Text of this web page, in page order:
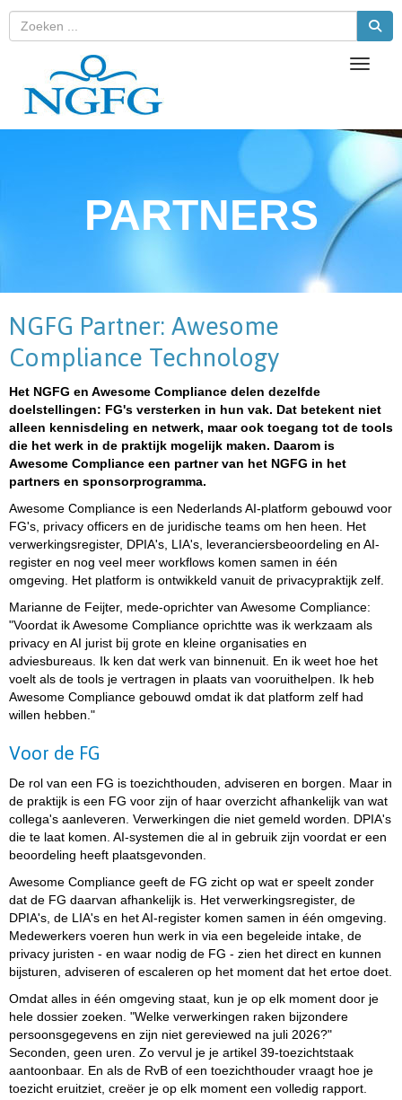
Toggle
PARTNERS
NGFG Partner: Awesome
Compliance Technology
Het NGFG en Awesome Compliance delen dezelfde
doelstellingen: FG's versterken in hun vak. Dat betekent niet
alleen kennisdeling en netwerk, maar ook toegang tot de tools
die het werk in de praktijk mogelijk maken. Daarom is
Awesome Compliance een partner van het NGFG in het
partners en sponsorprogramma.
Awesome Compliance is een Nederlands AI-platform gebouwd voor
FG's, privacy officers en de juridische teams om hen heen. Het
verwerkingsregister, DPIA's, LIA's, leveranciersbeoordeling en AI-
register en nog veel meer workflows komen samen in één
omgeving. Het platform is ontwikkeld vanuit de privacypraktijk zelf.
Marianne de Feijter, mede-oprichter van Awesome Compliance:
"Voordat ik Awesome Compliance oprichtte was ik werkzaam als
privacy en AI jurist bij grote en kleine organisaties en
adviesbureaus. Ik ken dat werk van binnenuit. En ik weet hoe het
voelt als de tools je vertragen in plaats van vooruithelpen. Ik heb
Awesome Compliance gebouwd omdat ik dat platform zelf had
willen hebben."
Voor de FG
De rol van een FG is toezichthouden, adviseren en borgen. Maar in
de praktijk is een FG voor zijn of haar overzicht afhankelijk van wat
collega's aanleveren. Verwerkingen die niet gemeld worden. DPIA's
die te laat komen. AI-systemen die al in gebruik zijn voordat er een
beoordeling heeft plaatsgevonden.
Awesome Compliance geeft de FG zicht op wat er speelt zonder
dat de FG daarvan afhankelijk is. Het verwerkingsregister, de
DPIA's, de LIA's en het AI-register komen samen in één omgeving.
Medewerkers voeren hun werk in via een begeleide intake, de
privacy juristen - en waar nodig de FG - zien het direct en kunnen
bijsturen, adviseren of escaleren op het moment dat het ertoe doet.
Omdat alles in één omgeving staat, kun je op elk moment door je
hele dossier zoeken. "Welke verwerkingen raken bijzondere
persoonsgegevens en zijn niet gereviewed na juli 2026?"
Seconden, geen uren. Zo vervul je je artikel 39-toezichtstaak
aantoonbaar. En als de RvB of een toezichthouder vraagt hoe je
toezicht eruitziet, creëer je op elk moment een volledig rapport.